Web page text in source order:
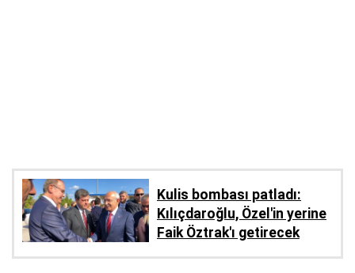
Kulis bombası patladı:
Kılıçdaroğlu, Özel'in yerine
Faik Öztrak'ı getirecek